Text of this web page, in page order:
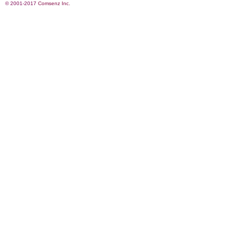
© 2001-2017 Comsenz Inc.